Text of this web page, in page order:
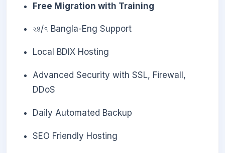
Free Migration with Training
২৪/৭ Bangla-Eng Support
Local BDIX Hosting
Advanced Security with SSL, Firewall,
DDoS
Daily Automated Backup
SEO Friendly Hosting